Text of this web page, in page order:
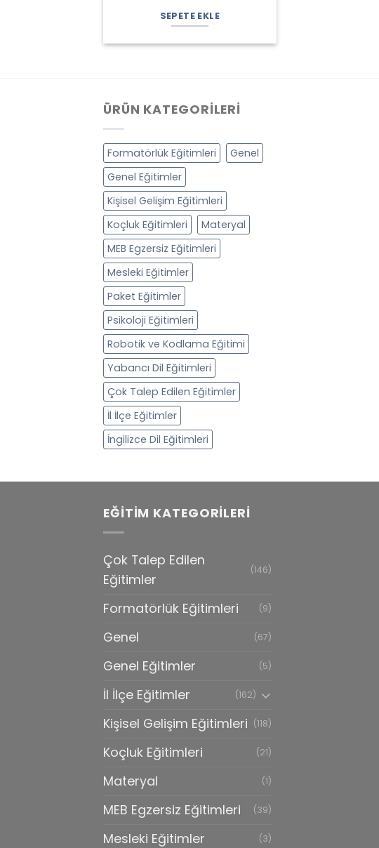
22.000,00 ₺.
SEPETE EKLE
ÜRÜN KATEGORILERI
Formatörlük Eğitimleri
Genel
Genel Eğitimler
Kişisel Gelişim Eğitimleri
Koçluk Eğitimleri
Materyal
MEB Egzersiz Eğitimleri
Mesleki Eğitimler
Paket Eğitimler
Psikoloji Eğitimleri
Robotik ve Kodlama Eğitimi
Yabancı Dil Eğitimleri
Çok Talep Edilen Eğitimler
İl İlçe Eğitimler
İngilizce Dil Eğitimleri
EĞITIM KATEGORILERI
Çok Talep Edilen
Eğitimler
(146)
Formatörlük Eğitimleri (9)
Genel (67)
Genel Eğitimler (5)
İl İlçe Eğitimler (162)
Kişisel Gelişim Eğitimleri (118)
Koçluk Eğitimleri (21)
Materyal (1)
MEB Egzersiz Eğitimleri (39)
Mesleki Eğitimler (3)